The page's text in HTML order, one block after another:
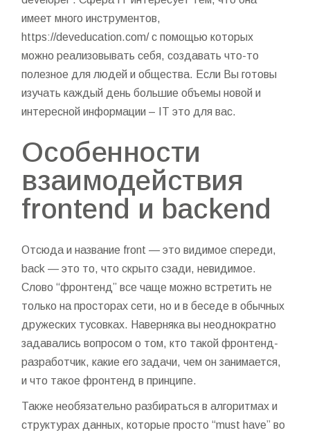
имеет много инструментов,
https://deveducation.com/с помощью которых
можно реализовывать себя, создавать что-то
полезное для людей и общества. Если Вы готовы
изучать каждый день большие объемы новой и
интересной информации – IT это для вас.
Особенности
взаимодействия
frontend и backend
Отсюда и название front — это видимое спереди,
back — это то, что скрыто сзади, невидимое.
Слово “фронтенд” все чаще можно встретить не
только на просторах сети, но и в беседе в обычных
дружеских тусовках. Наверняка вы неоднократно
задавались вопросом о том, кто такой фронтенд-
разработчик, какие его задачи, чем он занимается,
и что такое фронтенд в принципе.
Также необязательно разбираться в алгоритмах и
структурах данных, которые просто “must have” во